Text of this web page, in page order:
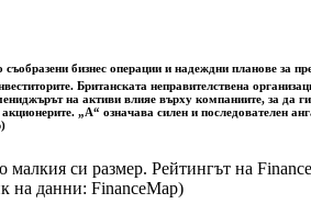
бизнес операции и надеждни планове за
Британската неправителствена
на активи влияе върху компаниите, за да
„A“ означава силен и последователен
си размер. Рейтингът на
на данни: FinanceMap)